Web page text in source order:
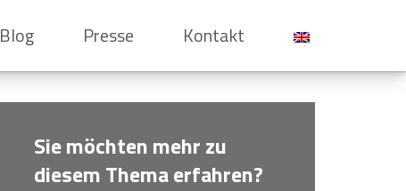
Blog Presse Kontakt
Sie möchten mehr zu
diesem Thema erfahren?